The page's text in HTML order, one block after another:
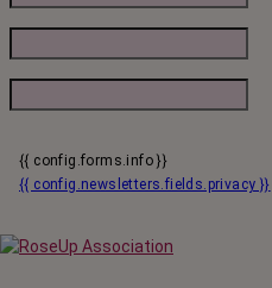
{{ config.forms.info }}
{{ config.newsletters.fields.privacy }}